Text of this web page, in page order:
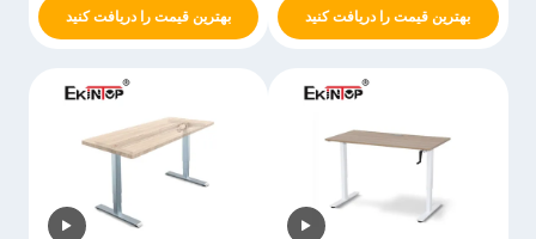
بهترین قیمت را دریافت کنید بهترین قیمت را دریافت کنید